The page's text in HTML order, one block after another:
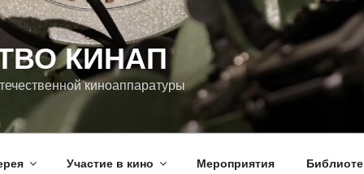
КИНАП
киноаппаратуры
Участие в кино Мероприятия